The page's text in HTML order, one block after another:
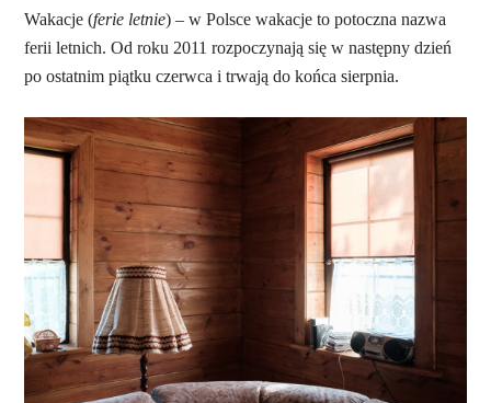
Wakacje (ferie letnie) – w Polsce wakacje to potoczna nazwa
ferii letnich. Od roku 2011 rozpoczynają się w następny dzień
po ostatnim piątku czerwca i trwają do końca sierpnia.